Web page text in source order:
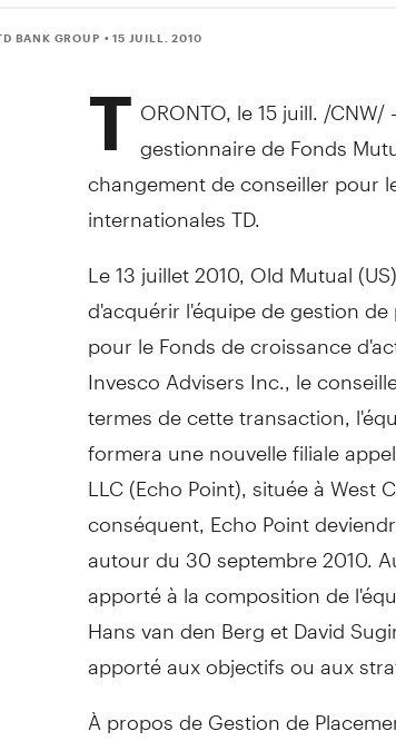
BANK GROUP • 15 JUILL. 2010
T ORONTO, le 15 juill. /
gestionnaire de Fonds
changement de conseiller pour
internationales TD.
Le 13 juillet 2010, Old Mutual
d'acquérir l'équipe de gestion
pour le Fonds de croissance
Invesco Advisers Inc., le
termes de cette transaction,
formera une nouvelle filiale
LLC (Echo Point), située à West
conséquent, Echo Point
autour du 30 septembre 2010.
apporté à la composition de
Hans van den Berg et David
apporté aux objectifs ou aux
À propos de Gestion de